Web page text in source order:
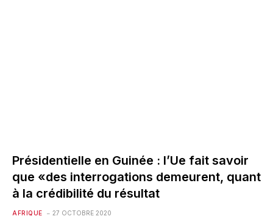
Présidentielle en Guinée : l’Ue fait savoir
que «des interrogations demeurent, quant
à la crédibilité du résultat
AFRIQUE 27 OCTOBRE 2020